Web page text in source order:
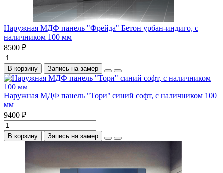
Наружная МДФ панель "Фрейда" Бетон урбан-индиго, с
наличником 100 мм
8500 ₽
В корзину Запись на замер
Наружная МДФ панель "Тори" синий софт, с наличником 100
мм
9400 ₽
В корзину Запись на замер